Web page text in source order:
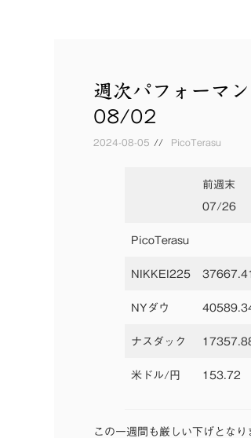
週次パフォー
08/02
2024-08-05 PicoTerasu
前週末
07/26
PicoTerasu
NIKKEI225 37667.41
NYダウ
ナスダック
米ドル/円 153.72
この一週間も厳しい下げとな